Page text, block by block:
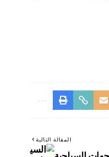
المقالة التالية